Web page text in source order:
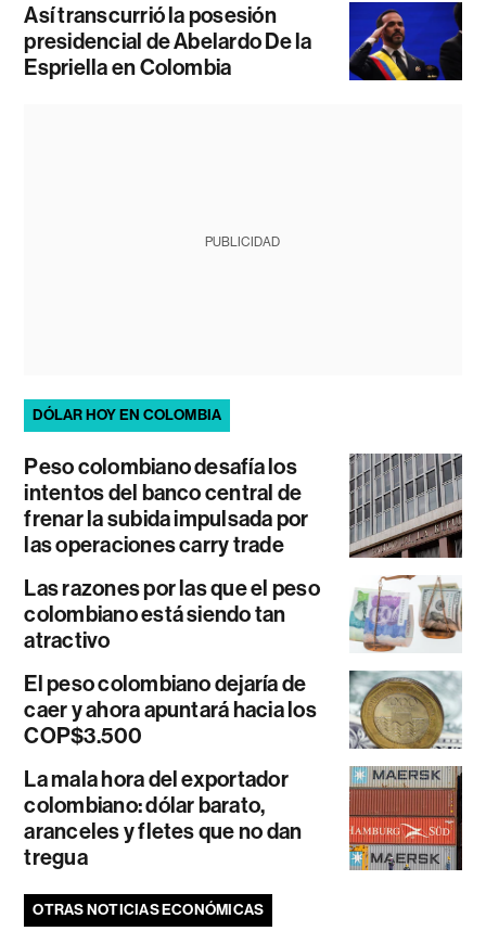
Así transcurrió la posesión
presidencial de Abelardo De la
Espriella en Colombia
PUBLICIDAD
DÓLAR HOY EN COLOMBIA
Peso colombiano desafía los
intentos del banco central de
frenar la subida impulsada por
las operaciones carry trade
Las razones por las que el peso
colombiano está siendo tan
atractivo
El peso colombiano dejaría de
caer y ahora apuntará hacia los
COP$3.500
La mala hora del exportador
colombiano: dólar barato,
aranceles y fletes que no dan
tregua
OTRAS NOTICIAS ECONÓMICAS